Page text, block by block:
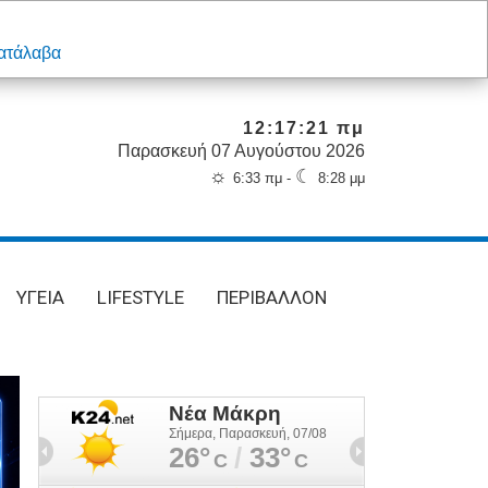
12:17:22 πμ
Παρασκευή 07 Αυγούστου 2026
☼ 6:33 πμ - ☾ 8:28 μμ
ΥΓΕΙΑ LIFESTYLE ΠΕΡΙΒΑΛΛΟΝ